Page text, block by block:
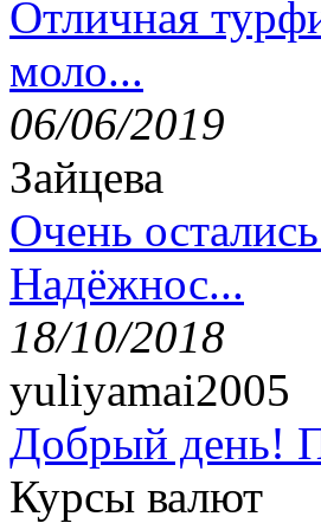
Отличная
моло...
06/06/2019
Зайцева
Очень
Надёжнос...
18/10/2018
yuliyamai2005
Добрый день!
Курсы валют